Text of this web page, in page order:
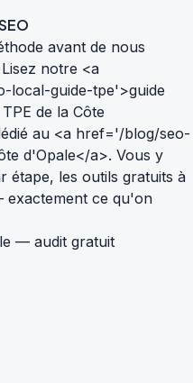
avant de nous
notre <a
local-guide-tpe'>guide
de la Côte
au <a href='/blog/seo-
d'Opale</a>. Vous y
étape, les outils gratuits à
exactement ce qu'on
— audit gratuit